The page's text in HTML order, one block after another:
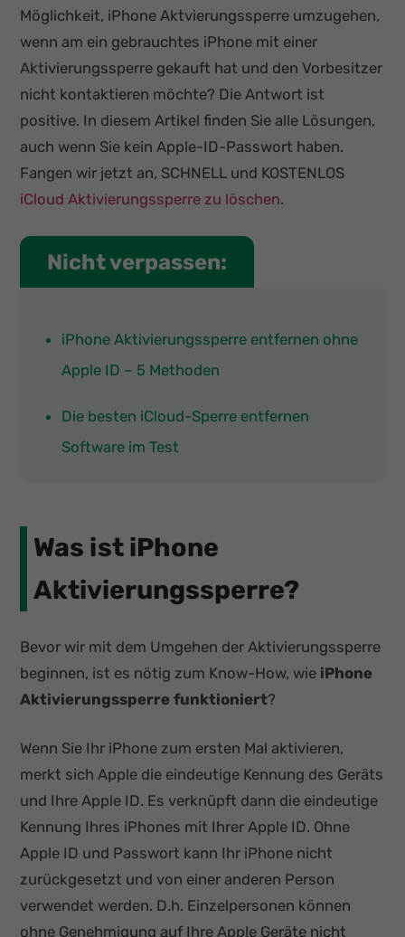
Möglichkeit, iPhone Aktvierungssperre umzugehen,
wenn am ein gebrauchtes iPhone mit einer
Aktivierungssperre gekauft hat und den Vorbesitzer
nicht kontaktieren möchte? Die Antwort ist
positive. In diesem Artikel finden Sie alle Lösungen,
auch wenn Sie kein Apple-ID-Passwort haben.
Fangen wir jetzt an, SCHNELL und KOSTENLOS
iCloud Aktivierungssperre zu löschen.
Nicht verpassen:
iPhone Aktivierungssperre entfernen ohne
Apple ID – 5 Methoden
Die besten iCloud-Sperre entfernen
Software im Test
Was ist iPhone
Aktivierungssperre?
Bevor wir mit dem Umgehen der Aktivierungssperre
beginnen, ist es nötig zum Know-How, wie iPhone
Aktivierungssperre funktioniert?
Wenn Sie Ihr iPhone zum ersten Mal aktivieren,
merkt sich Apple die eindeutige Kennung des Geräts
und Ihre Apple ID. Es verknüpft dann die eindeutige
Kennung Ihres iPhones mit Ihrer Apple ID. Ohne
Apple ID und Passwort kann Ihr iPhone nicht
zurückgesetzt und von einer anderen Person
verwendet werden. D.h. Einzelpersonen können
ohne Genehmigung auf Ihre Apple Geräte nicht